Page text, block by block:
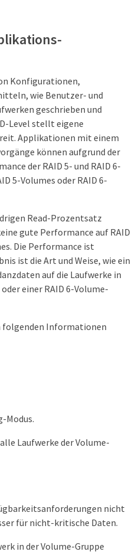
Konfigurationen,
wie Benutzer- und
geschrieben und
Level stellt eigene
Applikationen mit einem
können aufgrund der
der RAID 5- und RAID 6-
5-Volumes oder RAID 6-
Read-Prozentsatz
gute Performance auf RAID
Die Performance ist
ist die Art und Weise, wie ein
auf die Laufwerke in
einer RAID 6-Volume-
folgenden Informationen
Modus.
Laufwerke der Volume-
nicht
für nicht-kritische Daten.
in der Volume-Gruppe